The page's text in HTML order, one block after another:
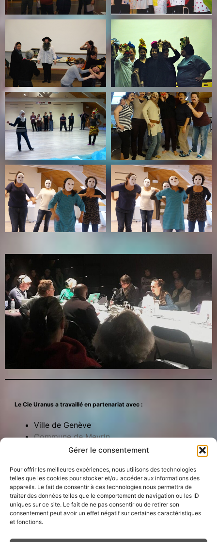
Gérer le consentement
Pour offrir les meilleures expériences, nous utilisons des technologies
telles que les cookies pour stocker et/ou accéder aux informations des
appareils. Le fait de consentir à ces technologies nous permettra de
traiter des données telles que le comportement de navigation ou les ID
uniques sur ce site. Le fait de ne pas consentir ou de retirer son
consentement peut avoir un effet négatif sur certaines caractéristiques
et fonctions.
Le Cie Uranus a travaillé en partenariat avec :
Ville de Genève
Commune de Meyrin
Les Francophonies,des écritures à la scène – Limoges
​Besoin de plus d'informations?
​N’hésitez pas ànous contacter
Inscrivez-vous à la Newsletter pour être tenu au courant de nos
activités !
Email